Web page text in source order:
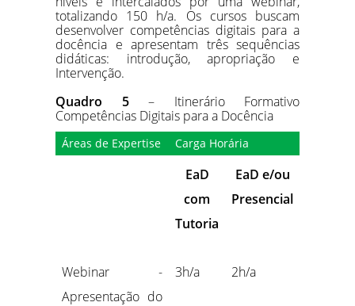
totalizando 150 h/a. Os cursos buscam
desenvolver competências digitais para a
docência e apresentam três sequências
didáticas: introdução, apropriação e
Intervenção.
Quadro 5– Itinerário Formativo
Competências Digitais para a Docência
Áreas de Expertise Carga Horária
EaD
com
Tutoria
EaD e/ou
Presencial
Webinar -
Apresentação do
3h/a 2h/a